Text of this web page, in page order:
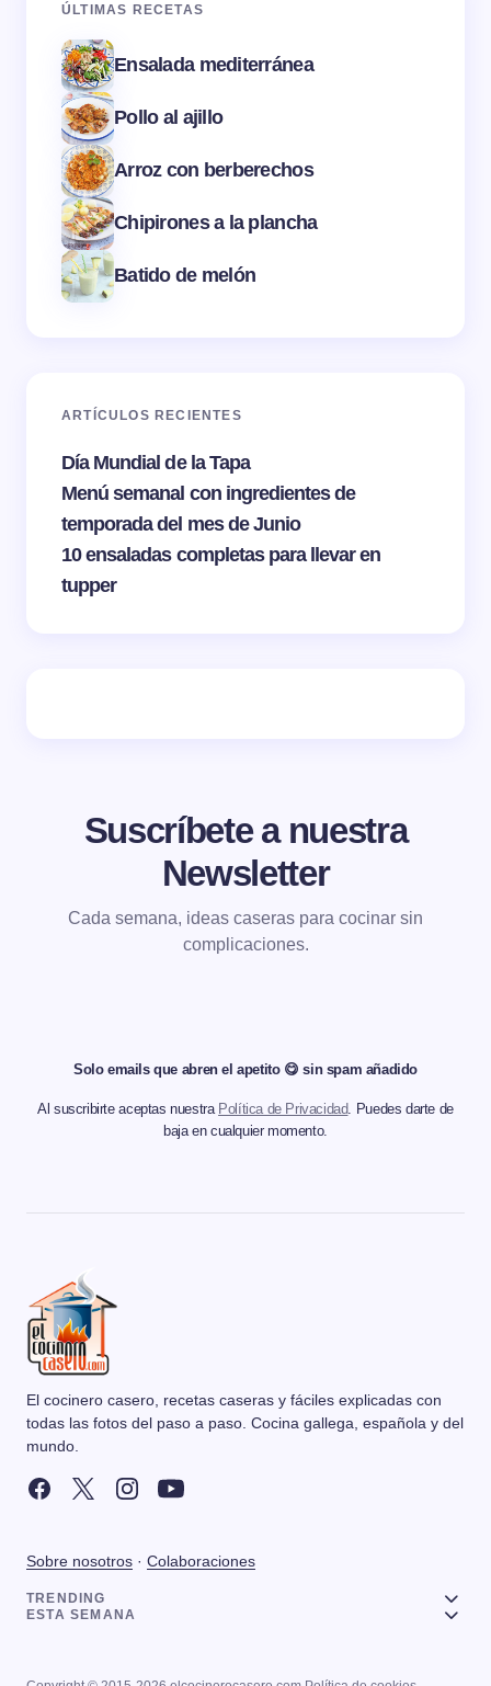
ÚLTIMAS RECETAS
Ensalada mediterránea
Pollo al ajillo
Arroz con berberechos
Chipirones a la plancha
Batido de melón
ARTÍCULOS RECIENTES
Día Mundial de la Tapa
Menú semanal con ingredientes de
temporada del mes de Junio
10 ensaladas completas para llevar en
tupper
Suscríbete a nuestra
Newsletter
Cada semana, ideas caseras para cocinar sin
complicaciones.
Solo emails que abren el apetito 😋 sin spam añadido
Al suscribirte aceptas nuestra Política de Privacidad. Puedes darte de
baja en cualquier momento.
El cocinero casero, recetas caseras y fáciles explicadas con
todas las fotos del paso a paso. Cocina gallega, española y del
mundo.
Sobre nosotros · Colaboraciones
TRENDING
ESTA SEMANA